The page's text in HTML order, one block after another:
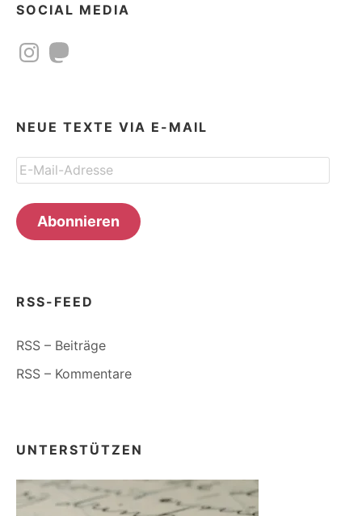
SOCIAL MEDIA
InstagramMastodon
NEUE TEXTE VIA E-MAIL
E-
Mail-
Adresse
Abonnieren
RSS-FEED
RSS – Beiträge
RSS – Kommentare
UNTERSTÜTZEN